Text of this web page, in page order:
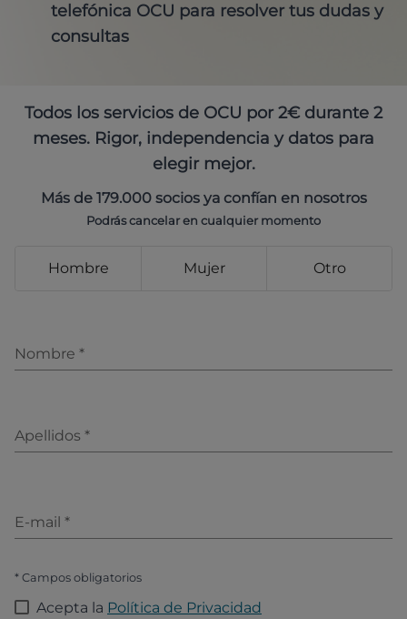
telefónica OCU para resolver tus dudas y
consultas
Todos los servicios de OCU por 2€ durante 2
meses. Rigor, independencia y datos para
elegir mejor.
Más de 179.000 socios ya confían en nosotros
Podrás cancelar en cualquier momento
Hombre Mujer Otro
Nombre *
Apellidos *
E-mail *
* Campos obligatorios
Acepta la Política de Privacidad